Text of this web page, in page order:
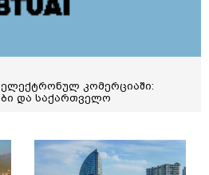
ელის კაფეების ბაზარს